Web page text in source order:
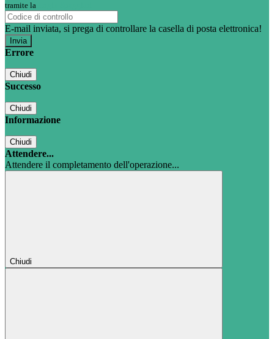
tramite la
E-mail inviata, si prega di controllare la casella di posta elettronica!
Errore
Chiudi
Successo
Chiudi
Informazione
Chiudi
Attendere...
Attendere il completamento dell'operazione...
Chiudi